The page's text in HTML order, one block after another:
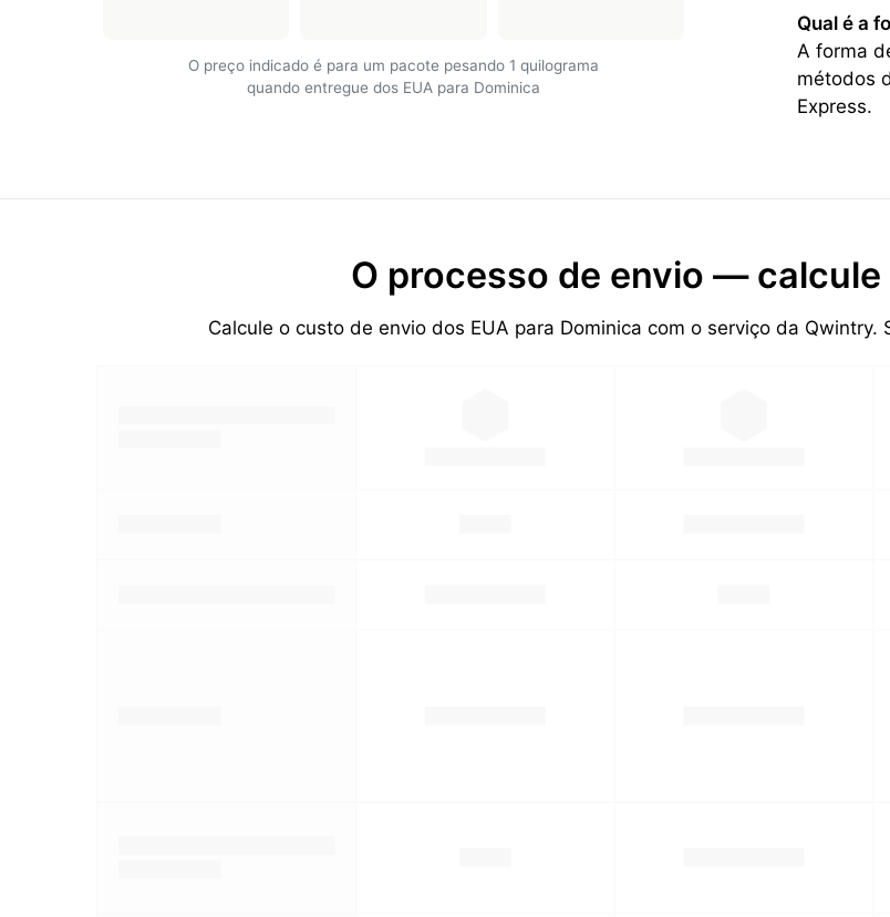
Qual é a
A forma
métodos
Express.
O preço indicado é para um pacote pesando 1 quilograma
quando entregue dos EUA para Dominica
O processo de envio —
Calcule o custo de envio dos EUA para Dominica com o serviço da